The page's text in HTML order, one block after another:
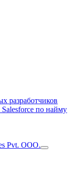
разработчиков
Salesforce по найму
Pvt. ООО.